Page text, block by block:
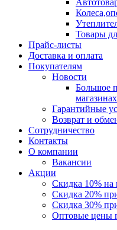
Товары
Прайс-листы
Доставка и оплата
Покупателям
Новости
Большое
Гарантийные
Возврат и
Сотрудничество
Контакты
О компании
Вакансии
Акции
Скидка 10% на
Скидка 20%
Скидка 30%
Оптовые цены